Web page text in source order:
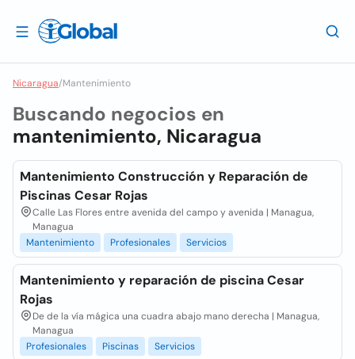
Nicaragua/Mantenimiento
Buscando negocios en
mantenimiento, Nicaragua
Mantenimiento Construcción y Reparación de
Piscinas Cesar Rojas
Calle Las Flores entre avenida del campo y avenida | Managua,
Managua
Mantenimiento
Profesionales Servicios
Mantenimiento y reparación de piscina Cesar
Rojas
De de la vía mágica una cuadra abajo mano derecha | Managua,
Managua
Profesionales
Piscinas Servicios